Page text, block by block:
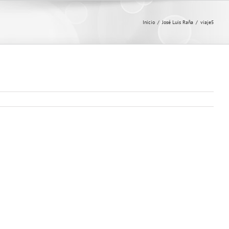
Inicio / José Luis Raña / viaje5